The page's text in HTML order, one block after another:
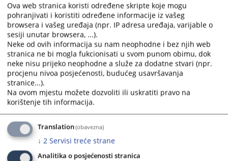
Trenutno nema vijesti
Ova web stranica koristi određene skripte koje mogu
pohranjivati i koristiti određene informacije iz vašeg
browsera i vašeg uređaja (npr. IP adresa uređaja, varijable o
sesiji unutar browsera, ...).
Neke od ovih informacija su nam neophodne i bez njih web
stranica ne bi mogla fukcionisati u svom punom obimu, dok
neke nisu prijeko neophodne a služe za dodatne stvari (npr.
procjenu nivoa posjećenosti, budućeg usavršavanja
stranice...).
Na ovom mjestu možete dozvoliti ili uskratiti pravo na
korištenje tih informacija.
Translation(obavezna)
↓ 2 Servisi treće strane
Analitika o posjećenosti stranica